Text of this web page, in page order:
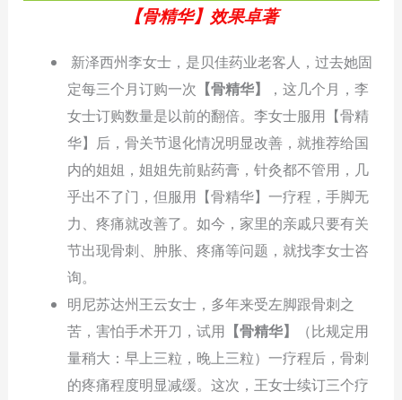
【骨精华】效果卓著
新泽西州李女士，是贝佳药业老客人，过去她固
定每三个月订购一次 【骨精华】
，这几个月，李
女士订购数量是以前的翻倍。李女士服用【骨精
华】后，骨关节退化情况明显改善，就推荐给国
内的姐姐，姐姐先前贴药膏，针灸都不管用，几
乎出不了门，但服用【骨精华】一疗程，手脚无
力、疼痛就改善了。如今，家里的亲戚只要有关
节出现骨刺、肿胀、疼痛等问题，就找李女士咨
询。
明尼苏达州王云女士，多年来受左脚跟骨刺之
苦，害怕手术开刀，试用 【骨精华】
（比规定用
量稍大：早上三粒，晚上三粒）一疗程后，骨刺
的疼痛程度明显减缓。这次，王女士续订三个疗